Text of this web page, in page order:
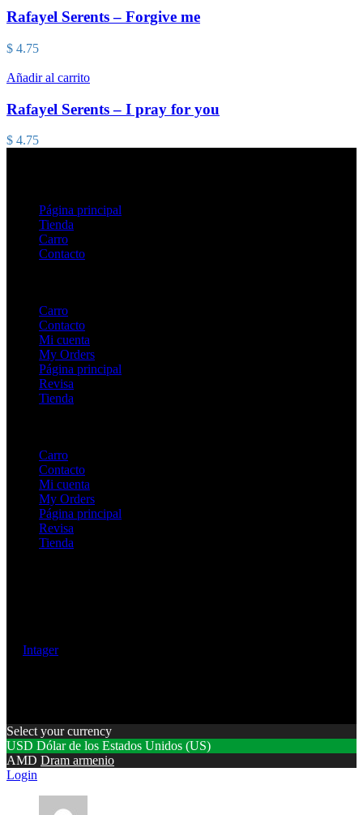
Rafayel Serents – Forgive me
$ 4.75
Añadir al carrito
Rafayel Serents – I pray for you
$ 4.75
Página principal
Tienda
Carro
Contacto
Carro
Contacto
Mi cuenta
My Orders
Página principal
Revisa
Tienda
Carro
Contacto
Mi cuenta
My Orders
Página principal
Revisa
Tienda
Intager
Select your currency
USD Dólar de los Estados Unidos (US)
AMD Dram armenio
Login